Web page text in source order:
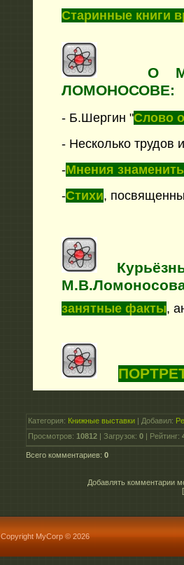
Старинные книги
О
ЛОМОНОСОВЕ:
- Б.Шергин "Слово
- Несколько трудов
-Мнения
-Стихи,
занятные факты,
Категория: Книжные выставки Добавил:
Просмотров: 10812 Загрузок: 0 Рейтинг:
Всего комментариев: 0
Добавлять комментарии
Copyright MyCorp © 2026